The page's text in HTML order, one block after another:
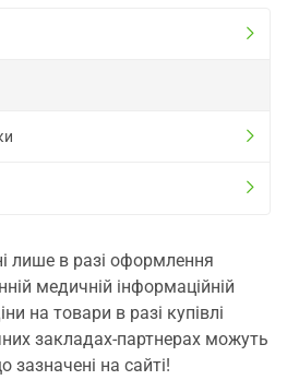
лише в разі оформлення
медичній інформаційній
на товари в разі купівлі
закладах-партнерах можуть
зазначені на сайті!